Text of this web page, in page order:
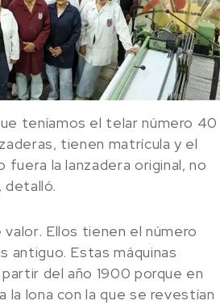
teníamos el telar número 40
tienen matrícula y el
fuera la lanzadera original, no
detalló.
valor. Ellos tienen el número
antiguo. Estas máquinas
del año 1900 porque en
lona con la que se revestían